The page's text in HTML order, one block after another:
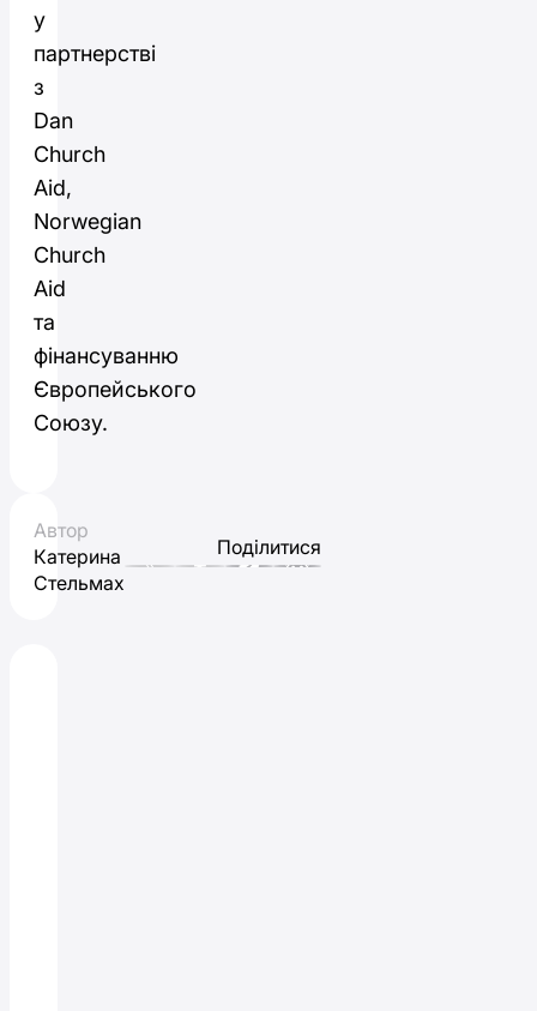
у
партнерстві
з
Dan
Church
Aid,
Norwegian
Church
Aid
та
фінансуванню
Європейського
Союзу.
Автор
Катерина
Стельмах
Поділитися